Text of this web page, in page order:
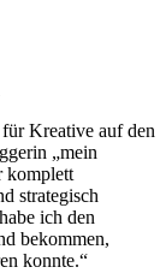
Kreative auf den
„mein
komplett
strategisch
ich den
bekommen,
konnte.“